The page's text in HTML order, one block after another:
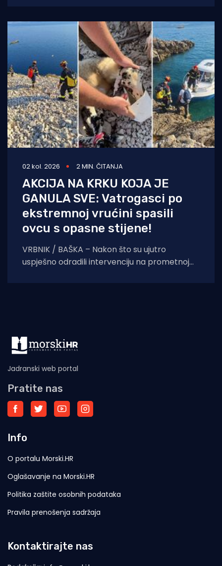
02 kol. 2026 2 MIN. ČITANJA
AKCIJA NA KRKU KOJA JE
GANULA SVE: Vatrogasci po
ekstremnoj vrućini spasili
ovcu s opasne stijene!
VRBNIK / BAŠKA – Nakon što su ujutro
uspješno odradili intervenciju na prometnoj
Jadranski web portal
Pratite nas
Info
O portalu Morski.HR
Oglašavanje na Morski.HR
Politika zaštite osobnih podataka
Pravila prenošenja sadržaja
Kontaktirajte nas